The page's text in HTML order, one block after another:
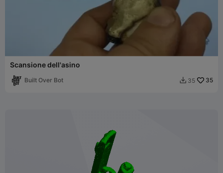
Scansione dell'asino
Built Over Bot  35 35